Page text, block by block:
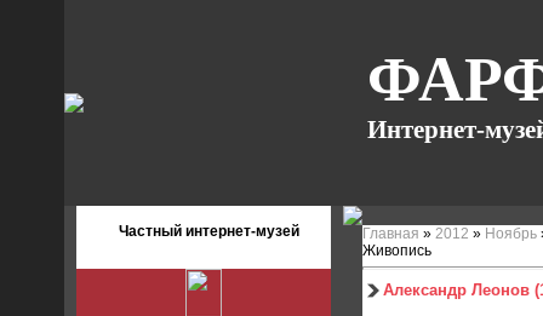
Интернет-
Частный интернет-музей Главная » 2012 » Ноябрь
Живопись
Александр Леонов